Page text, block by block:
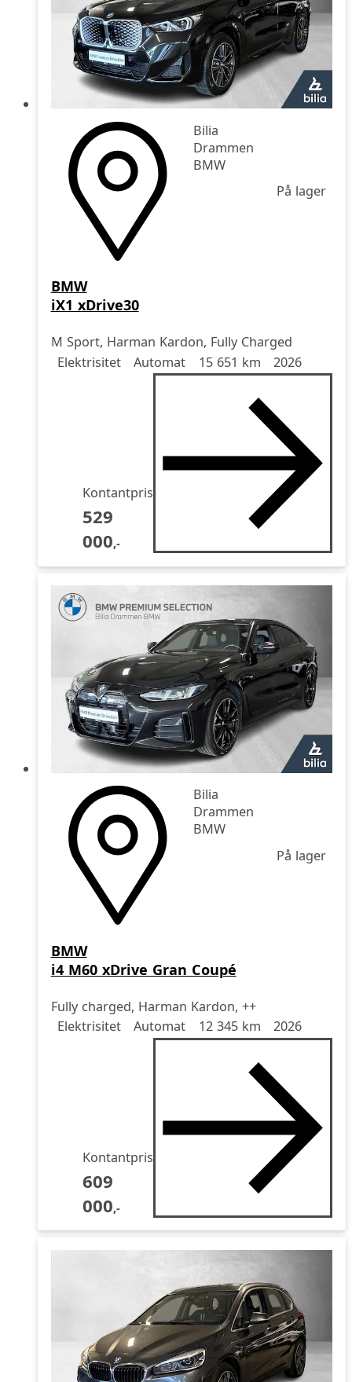
Bilia
Drammen
BMW
På lager
BMW
iX1 xDrive30
M Sport, Harman Kardon, Fully Charged
Drivstoff
Elektrisitet
Girkasse Automat
Kjørelengde 15 651 km
årsmodell 2026
Kontantpris
529
000,-
Bilia
Drammen
BMW
På lager
BMW
i4 M60 xDrive Gran Coupé
Fully charged, Harman Kardon, ++
Drivstoff
Elektrisitet
Girkasse Automat
Kjørelengde 12 345 km
årsmodell 2026
Kontantpris
609
000,-